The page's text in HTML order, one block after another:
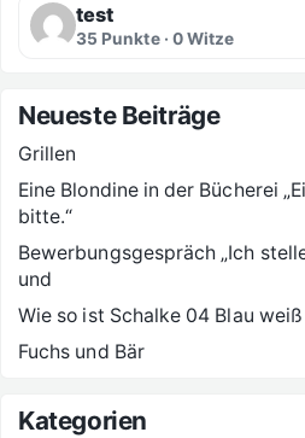
test
35 Punkte · 0 Witze
Neueste Beiträge
Grillen
Eine Blondine in der Bücherei
bitte.“
Bewerbungsgespräch „Ich
und
Wie so ist Schalke 04 Blau
Fuchs und Bär
Kategorien